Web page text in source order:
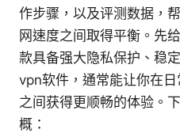
作步骤，以及评测数据，
网速度之间取得平衡。先
款具备强大隐私保护、稳
vpn软件，通常能让你在
之间获得更顺畅的体验。
概：